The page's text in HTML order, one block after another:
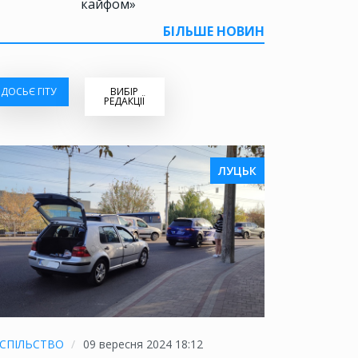
кайфом»
БІЛЬШЕ НОВИН
ДОСЬЄ ГІТУ ВИБІР
РЕДАКЦІЇ
ЛУЦЬК
09 вересня 2024 18:12